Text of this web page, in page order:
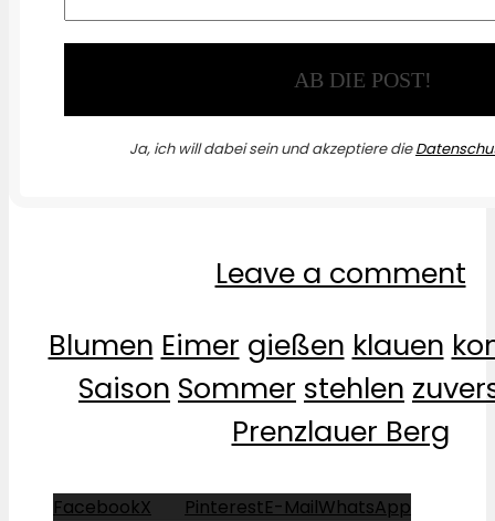
Ja, ich will dabei sein und akzeptiere die
Leave a comment
Blumen Eimer gießen klauen
Saison Sommer stehlen
Prenzlauer Berg
FacebookX PinterestE-MailWhatsApp